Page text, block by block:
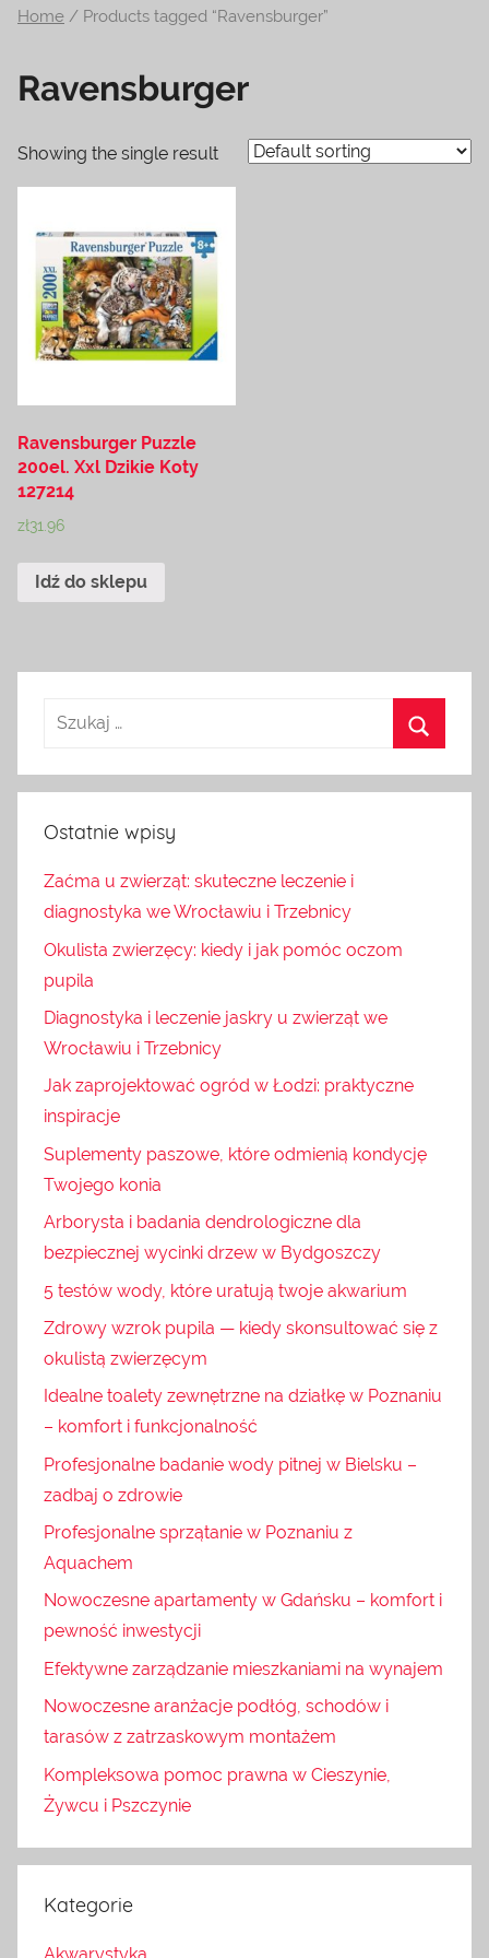
na
terrarystyki
i
Zapraszamy!
Home / Products tagged “Ravensburger”
Ravensburger
Showing the single result
Ravensburger Puzzle
200el. Xxl Dzikie Koty
127214
zł31.96
Idź do sklepu
Ostatnie wpisy
Zaćma u zwierząt: skuteczne leczenie i
diagnostyka we Wrocławiu i Trzebnicy
Okulista zwierzęcy: kiedy i jak pomóc oczom
pupila
Diagnostyka i leczenie jaskry u zwierząt we
Wrocławiu i Trzebnicy
Jak zaprojektować ogród w Łodzi: praktyczne
inspiracje
Suplementy paszowe, które odmienią kondycję
Twojego konia
Arborysta i badania dendrologiczne dla
bezpiecznej wycinki drzew w Bydgoszczy
5 testów wody, które uratują twoje akwarium
Zdrowy wzrok pupila — kiedy skonsultować się z
okulistą zwierzęcym
Idealne toalety zewnętrzne na działkę w Poznaniu
– komfort i funkcjonalność
Profesjonalne badanie wody pitnej w Bielsku –
zadbaj o zdrowie
Profesjonalne sprzątanie w Poznaniu z
Aquachem
Nowoczesne apartamenty w Gdańsku – komfort i
pewność inwestycji
Efektywne zarządzanie mieszkaniami na wynajem
Nowoczesne aranżacje podłóg, schodów i
tarasów z zatrzaskowym montażem
Kompleksowa pomoc prawna w Cieszynie,
Żywcu i Pszczynie
Kategorie